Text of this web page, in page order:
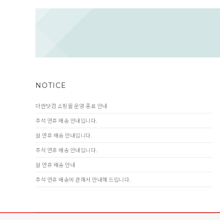
NOTICE
더싼닷컴 쇼핑몰 운영 종료 안내
추석 연휴 배송 안내입니다.
설 연휴 배송 안내입니다.
추석 연휴 배송 안내입니다.
설 연휴 배송 안내
추석 연휴 배송에 관해서 안내해 드립니다.